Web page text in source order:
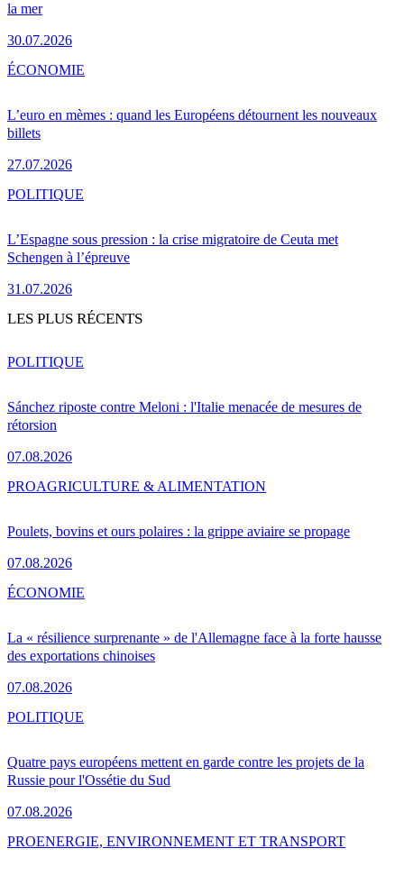
la mer
30.07.2026
L’euro en mèmes : quand les Européens détournent les nouveaux
billets
27.07.2026
ÉCONOMIE
L’Espagne sous pression : la crise migratoire de Ceuta met
Schengen à l’épreuve
31.07.2026
POLITIQUE
LES PLUS RÉCENTS
Sánchez riposte contre Meloni : l'Italie menacée de mesures de
rétorsion
07.08.2026
POLITIQUE
Poulets, bovins et ours polaires : la grippe aviaire se propage
07.08.2026
PROAGRICULTURE & ALIMENTATION
La « résilience surprenante » de l'Allemagne face à la forte hausse
des exportations chinoises
07.08.2026
ÉCONOMIE
Quatre pays européens mettent en garde contre les projets de la
Russie pour l'Ossétie du Sud
07.08.2026
POLITIQUE
PROENERGIE, ENVIRONNEMENT ET TRANSPORT